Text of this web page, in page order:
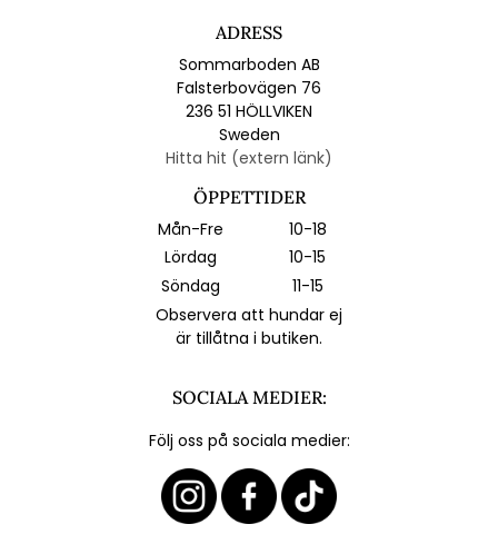
ADRESS
Sommarboden AB
Falsterbovägen 76
236 51 HÖLLVIKEN
Sweden
Hitta hit (extern länk)
ÖPPETTIDER
Mån-Fre
10-18
Lördag
10-15
Söndag
11-15
Observera att hundar ej
är tillåtna i butiken.
SOCIALA MEDIER:
Följ oss på sociala medier: